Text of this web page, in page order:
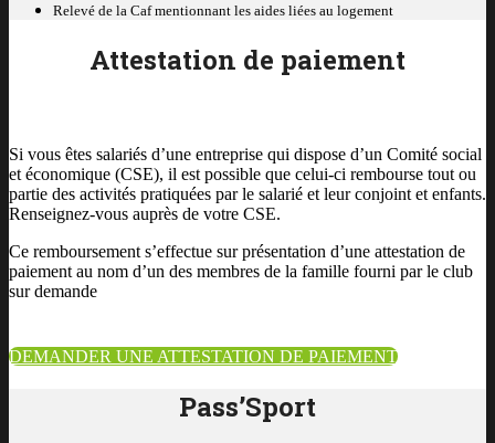
Relevé de la Caf mentionnant les aides liées au logement
Attestation de paiement
Si vous êtes salariés d’une entreprise qui dispose d’un Comité social
et économique (CSE), il est possible que celui-ci rembourse tout ou
partie des activités pratiquées par le salarié et leur conjoint et enfants.
Renseignez-vous auprès de votre CSE.
Ce remboursement s’effectue sur présentation d’une attestation de
paiement au nom d’un des membres de la famille fourni par le club
sur demande
DEMANDER UNE ATTESTATION DE PAIEMENT
Pass’Sport